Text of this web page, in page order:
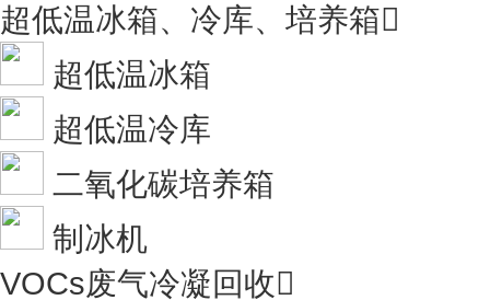
超低温冰箱、冷库、培养箱
超低温冰箱
超低温冷库
二氧化碳培养箱
制冰机
VOCs废气冷凝回收